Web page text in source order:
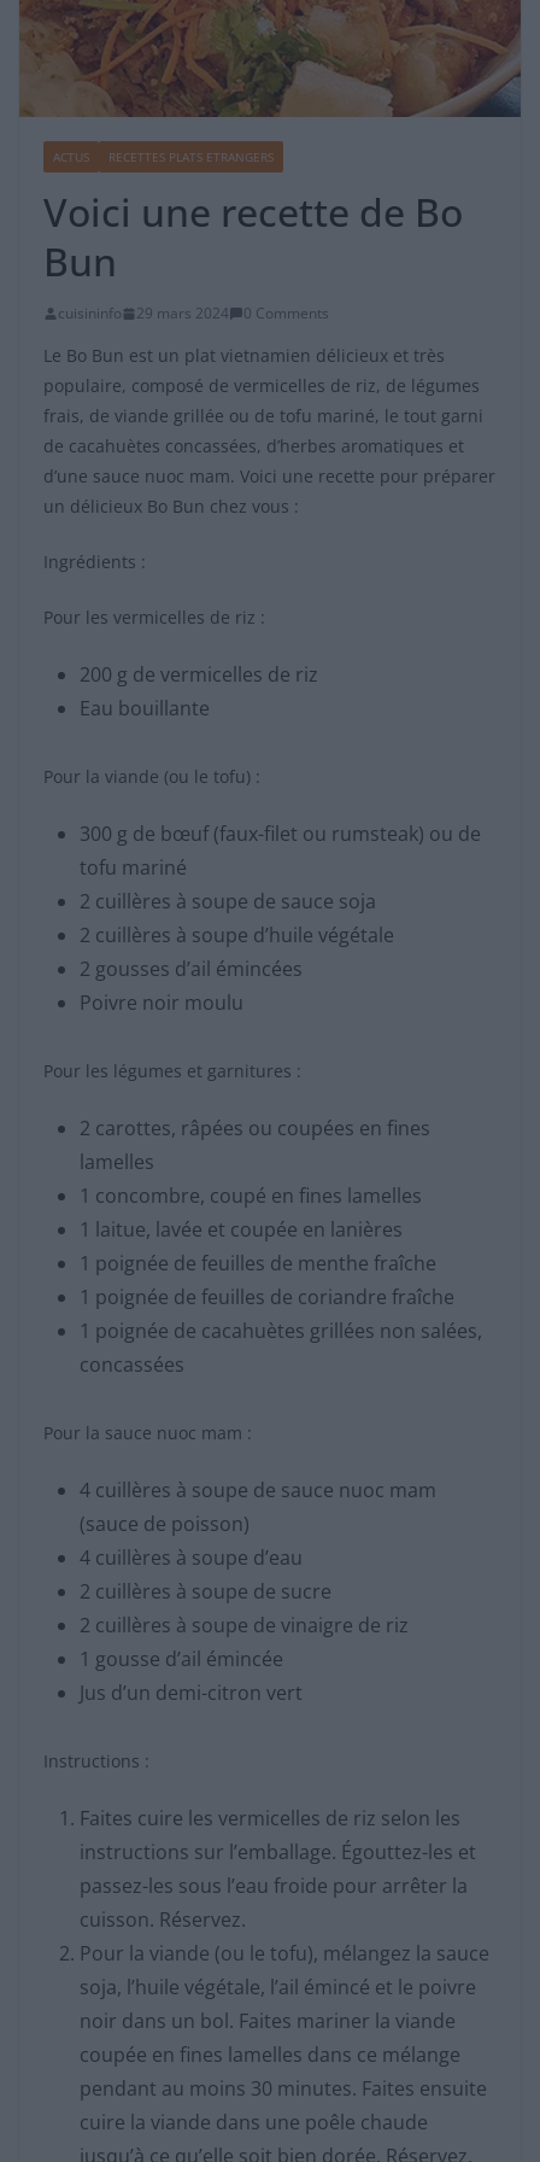
ACTUS RECETTES PLATS ETRANGERS
Voici une recette de Bo
Bun
cuisininfo 29 mars 2024 0 Comments
Le Bo Bun est un plat vietnamien délicieux et très
populaire, composé de vermicelles de riz, de légumes
frais, de viande grillée ou de tofu mariné, le tout garni
de cacahuètes concassées, d’herbes aromatiques et
d’une sauce nuoc mam. Voici une recette pour préparer
un délicieux Bo Bun chez vous :
Ingrédients :
Pour les vermicelles de riz :
200 g de vermicelles de riz
Eau bouillante
Pour la viande (ou le tofu) :
300 g de bœuf (faux-filet ou rumsteak) ou de
tofu mariné
2 cuillères à soupe de sauce soja
2 cuillères à soupe d’huile végétale
2 gousses d’ail émincées
Poivre noir moulu
Pour les légumes et garnitures :
2 carottes, râpées ou coupées en fines
lamelles
1 concombre, coupé en fines lamelles
1 laitue, lavée et coupée en lanières
1 poignée de feuilles de menthe fraîche
1 poignée de feuilles de coriandre fraîche
1 poignée de cacahuètes grillées non salées,
concassées
Pour la sauce nuoc mam :
4 cuillères à soupe de sauce nuoc mam
(sauce de poisson)
4 cuillères à soupe d’eau
2 cuillères à soupe de sucre
2 cuillères à soupe de vinaigre de riz
1 gousse d’ail émincée
Jus d’un demi-citron vert
Instructions :
Faites cuire les vermicelles de riz selon les
instructions sur l’emballage. Égouttez-les et
passez-les sous l’eau froide pour arrêter la
cuisson. Réservez.
Pour la viande (ou le tofu), mélangez la sauce
soja, l’huile végétale, l’ail émincé et le poivre
noir dans un bol. Faites mariner la viande
coupée en fines lamelles dans ce mélange
pendant au moins 30 minutes. Faites ensuite
cuire la viande dans une poêle chaude
jusqu’à ce qu’elle soit bien dorée. Réservez.